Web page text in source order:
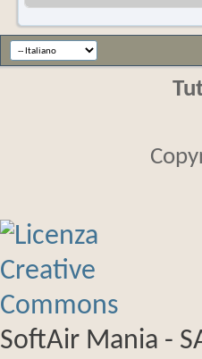
SoftAir Mania -